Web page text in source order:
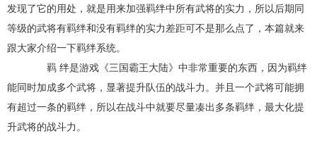
发现了它的用处，就是用来加强羁绊中所有武将的实力，所以后期同
等级的武将有羁绊和没有羁绊的实力差距可不是那么点了，本篇就来
跟大家介绍一下羁绊系统。
羁 绊是游戏《三国霸王大陆》中非常重要的东西，因为羁绊
能同时加成多个武将，显著提升队伍的战斗力。并且一个武将可能拥
有超过一条的羁绊，所以在战斗中就要尽量凑出多条羁绊，最大化提
升武将的战斗力。